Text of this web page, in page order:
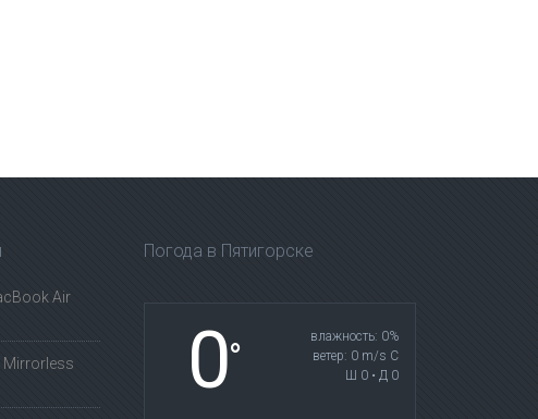
Air
Mirrorless
Погода в Пятигорске
0°
влажность: 0%
ветер: 0 m/s С
Ш 0 • Д 0